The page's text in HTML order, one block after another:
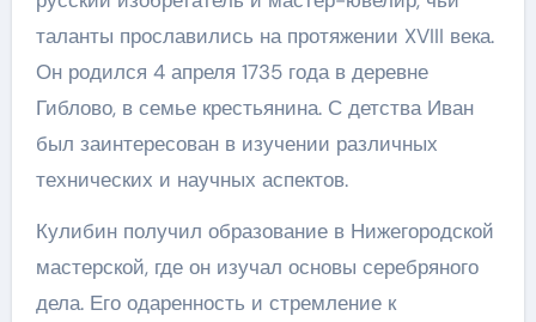
таланты прославились на протяжении XVIII века.
Он родился 4 апреля 1735 года в деревне
Гиблово, в семье крестьянина. С детства Иван
был заинтересован в изучении различных
технических и научных аспектов.
Кулибин получил образование в Нижегородской
мастерской, где он изучал основы серебряного
дела. Его одаренность и стремление к